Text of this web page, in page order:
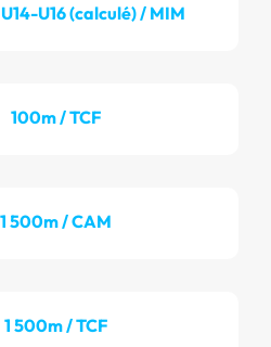
U16 (calculé) / MIM
100m / TCF
1 500m / CAM
1 500m / TCF